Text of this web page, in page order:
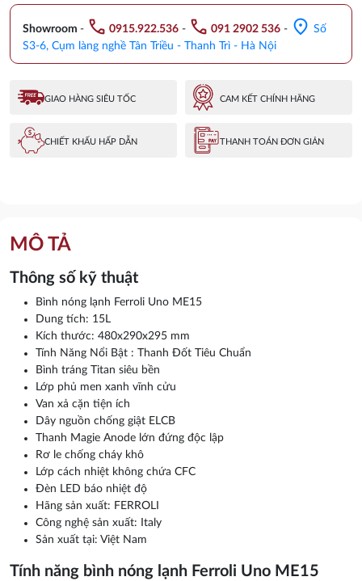
2.574.000 ₫.
Ferroli
Uno
ME15
số
Showroom - call 0915.922.536 - call 091 2902 536 - location_on Số
S3-6, Cụm làng nghề Tân Triều - Thanh Trì - Hà Nội
GIAO HÀNG SIÊU TỐC CAM KẾT CHÍNH HÃNG
CHIẾT KHẤU HẤP DẪN THANH TOÁN ĐƠN GIẢN
MÔ TẢ
Thông số kỹ thuật
Bình nóng lạnh Ferroli Uno ME15
Dung tích: 15L
Kích thước: 480x290x295 mm
Tính Năng Nổi Bật : Thanh Đốt Tiêu Chuẩn
Bình tráng Titan siêu bền
Lớp phủ men xanh vĩnh cửu
Van xả cặn tiện ích
Dây nguồn chống giật ELCB
Thanh Magie Anode lớn đứng độc lập
Rơ le chống cháy khô
Lớp cách nhiệt không chứa CFC
Đèn LED báo nhiệt độ
Hãng sản xuất: FERROLI
Công nghệ sản xuất: Italy
Sản xuất tại: Việt Nam
Tính năng bình nóng lạnh Ferroli Uno ME15